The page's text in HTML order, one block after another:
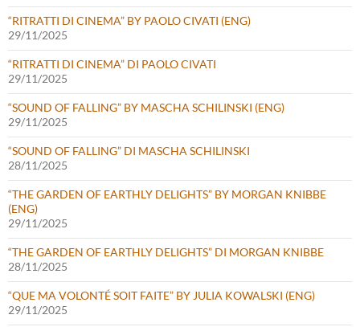
“RITRATTI DI CINEMA” BY PAOLO CIVATI (ENG)
29/11/2025
“RITRATTI DI CINEMA” DI PAOLO CIVATI
29/11/2025
“SOUND OF FALLING” BY MASCHA SCHILINSKI (ENG)
29/11/2025
“SOUND OF FALLING” DI MASCHA SCHILINSKI
28/11/2025
“THE GARDEN OF EARTHLY DELIGHTS” BY MORGAN KNIBBE
(ENG)
29/11/2025
“THE GARDEN OF EARTHLY DELIGHTS” DI MORGAN KNIBBE
28/11/2025
“QUE MA VOLONTÉ SOIT FAITE” BY JULIA KOWALSKI (ENG)
29/11/2025